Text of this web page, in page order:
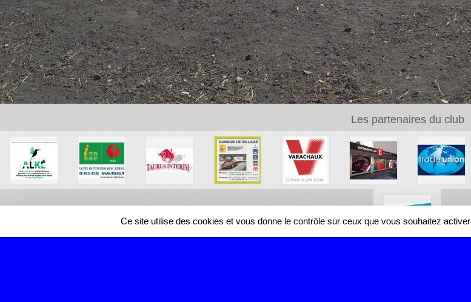
Les partenaires du club
Ce site utilise des cookies et vous donne le contrôle sur ceux que vous souhaitez activer